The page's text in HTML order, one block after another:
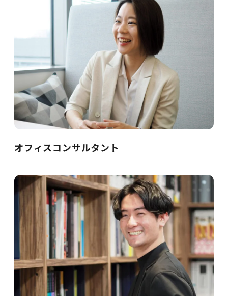
オフィスコンサルタント